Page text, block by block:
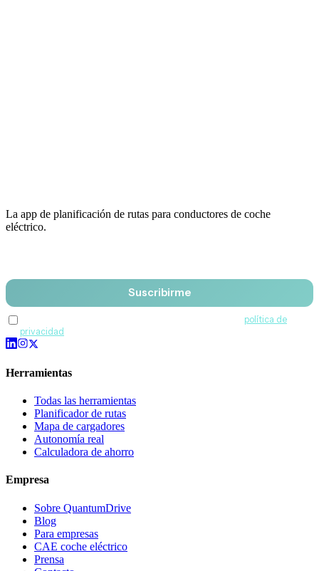
La app de planificación de rutas para conductores de coche
eléctrico.
Suscribirme
política de
privacidad
Herramientas
Todas las herramientas
Planificador de rutas
Mapa de cargadores
Autonomía real
Calculadora de ahorro
Empresa
Sobre QuantumDrive
Blog
Para empresas
CAE coche eléctrico
Prensa